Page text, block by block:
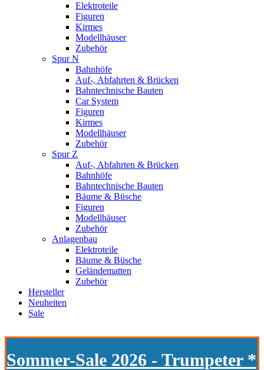
Elektroteile
Figuren
Kirmes
Modellhäuser
Zubehör
Spur N
Bahnhöfe
Auf-, Abfahrten & Brücken
Bahntechnische Bauten
Car System
Figuren
Kirmes
Modellhäuser
Zubehör
Spur Z
Auf-, Abfahrten & Brücken
Bahnhöfe
Bahntechnische Bauten
Bäume & Büsche
Figuren
Modellhäuser
Zubehör
Anlagenbau
Elektroteile
Bäume & Büsche
Geländematten
Zubehör
Hersteller
Neuheiten
Sale
Sommer-Sale 2026 - Trumpeter *